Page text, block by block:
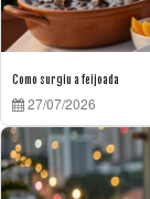
Como surgiu a feijoada
27/07/2026